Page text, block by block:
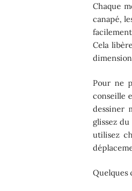
Chaque
canapé,
Cela
Pour ne
conseille
dessiner
glissez
utilisez
Quelques